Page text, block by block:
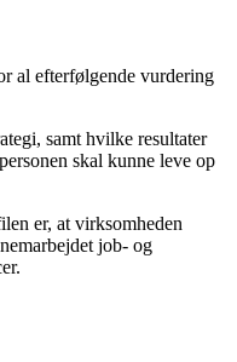
al efterfølgende vurdering
samt hvilke resultater
skal kunne leve op
er, at virksomheden
job- og